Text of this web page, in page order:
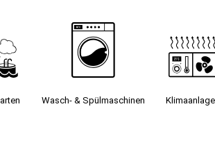
Wasch- & Spülmaschinen